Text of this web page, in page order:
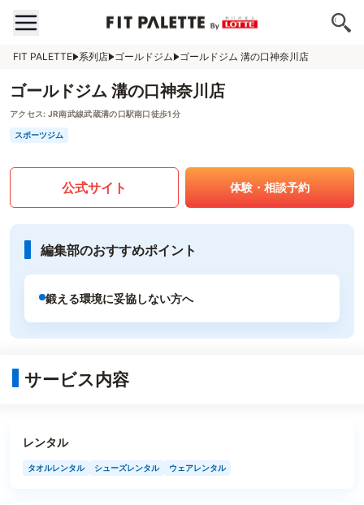
FIT PALETTE 系列店 ゴールドジム ゴールドジム 溝の口神奈川店
ゴールドジム 溝の口神奈川店
アクセス: JR南武線武蔵溝の口駅南口徒歩1分
スポーツジム
公式サイト 体験・相談予約
編集部のおすすめポイント
鍛える環境に妥協しない方へ
サービス内容
レンタル
タオルレンタル シューズレンタル ウェアレンタル